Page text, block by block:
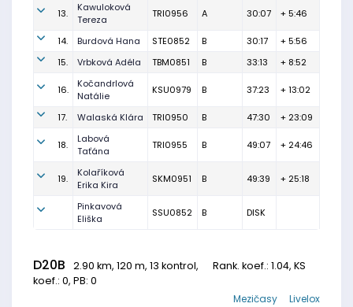
13.
Kawuloková
Tereza
TRI0956 A 30:07 + 5:46
14. Burdová Hana STE0852 B 30:17
+ 5:56
15.
Vrbková Adéla TBM0851 B 33:13 + 8:52
16.
Kočandrlová
Natálie
KSU0979 B 37:23 + 13:02
17. Walaská Klára TRI0950 B 47:30 + 23:09
18.
Labová
Taťána
TRI0955 B 49:07 + 24:46
19.
Kolaříková
Erika Kira
SKM0951 B 49:39 + 25:18
Pinkavová
Eliška
SSU0852 B DISK
D20B 2.90 km, 120 m, 13 kontrol, Rank. koef.: 1.04, KS
koef.: 0, PB: 0
Livelox
Mezičasy